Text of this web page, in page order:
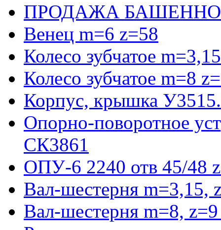
ПРОДАЖА
Венец m=6 z=58
Колесо зубчатое
Колесо зубчатое m=8
Корпус, крышка
Опорно-поворотное
СК3861
ОПУ-6 2240 отв 45/48
Вал-шестерня m=3,15,
Вал-шестерня m=8,